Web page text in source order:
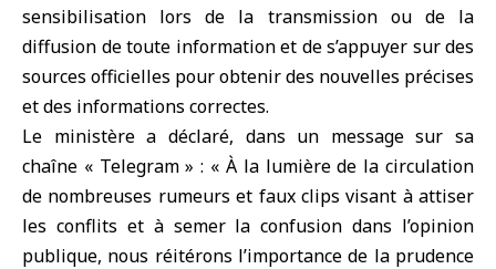
sensibilisation lors de la transmission ou de la
diffusion de toute information et de s’appuyer sur des
sources officielles pour obtenir des nouvelles précises
et des informations correctes.
Le ministère a déclaré, dans un message sur sa
chaîne « Telegram » : « À la lumière de la circulation
de nombreuses rumeurs et faux clips visant à attiser
les conflits et à semer la confusion dans l’opinion
publique, nous réitérons l’importance de la prudence